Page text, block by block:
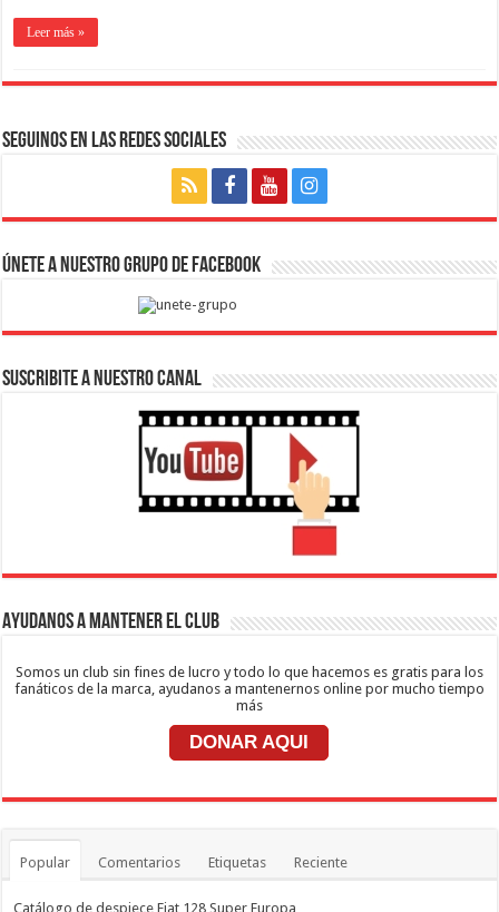
Leer más »
Seguinos en las Redes Sociales
Únete a nuestro Grupo de Facebook
SUSCRIBITE A NUESTRO CANAL
Ayudanos a mantener el club
Somos un club sin fines de lucro y todo lo que hacemos es gratis para los
fanáticos de la marca, ayudanos a mantenernos online por mucho tiempo
más
DONAR AQUI
Popular Comentarios Etiquetas Reciente
Catálogo de despiece Fiat 128 Super Europa